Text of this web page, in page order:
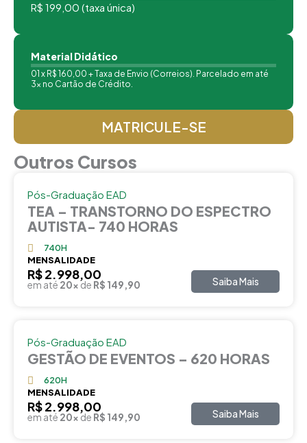
R$ 199,00 (taxa única)
Material Didático
01 x R$ 160,00 + Taxa de Envio (Correios). Parcelado em até
3x no Cartão de Crédito.
MATRICULE-SE
Outros Cursos
Pós-Graduação EAD
TEA – TRANSTORNO DO ESPECTRO
AUTISTA- 740 HORAS
740H
MENSALIDADE
R$ 2.998,00
em até 20xde R$ 149,90 Saiba Mais
Pós-Graduação EAD
GESTÃO DE EVENTOS – 620 HORAS
620H
MENSALIDADE
R$ 2.998,00
em até 20xde R$ 149,90 Saiba Mais